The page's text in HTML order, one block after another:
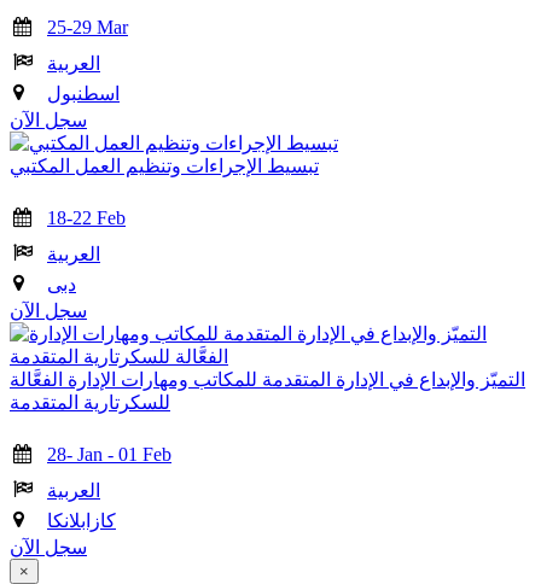
25-29 Mar
العربية
اسطنبول
سجل الآن
تبسيط الإجراءات وتنظيم العمل المكتبي
18-22 Feb
العربية
دبى
سجل الآن
التميّز والإبداع في الإدارة المتقدمة للمكاتب ومهارات الإدارة الفعَّالة
للسكرتارية المتقدمة
28- Jan - 01 Feb
العربية
كازابلانكا
سجل الآن
×